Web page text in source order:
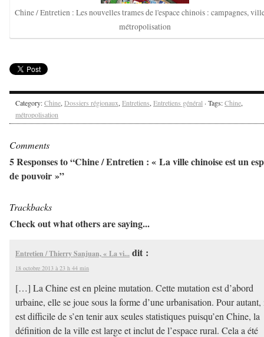
Chine / Entretien : Les nouvelles trames de l'espace chinois : campagnes,
métropolisation
Category:Chine, Dossiers régionaux, Entretiens, Entretiens général · Tags:Chine,
métropolisation
Comments
5 Responses to “Chine / Entretien : « La ville chinoise est un
de pouvoir »”
Trackbacks
Check out what others are saying...
Entretien / Thierry Sanjuan, « La vi... dit :
18 octobre 2013 à 23 h 44 min
[…] La Chine est en pleine mutation. Cette mutation est d’abord
urbaine, elle se joue sous la forme d’une urbanisation. Pour
est difficile de s’en tenir aux seules statistiques puisqu’en Chine, la
définition de la ville est large et inclut de l’espace rural. Cela a été